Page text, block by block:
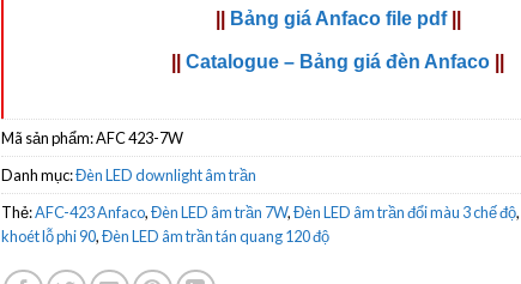
Bảng giá Anfaco file pdf
Catalogue – Bảng giá đèn Anfaco
Mã sản phẩm:AFC 423-7W
Danh mục:Đèn LED downlight âm trần
Thẻ:AFC-423 Anfaco,Đèn LED âm trần 7W,Đèn LED âm trần đổi màu 3 chế độ,
khoét lỗ phi 90,Đèn LED âm trần tán quang 120 độ